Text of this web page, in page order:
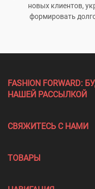
новых клиентов,
формировать
FASHION
НАШЕЙ РАССЫЛКОЙ
СВЯЖИТЕСЬ С НАМИ
ТОВАРЫ